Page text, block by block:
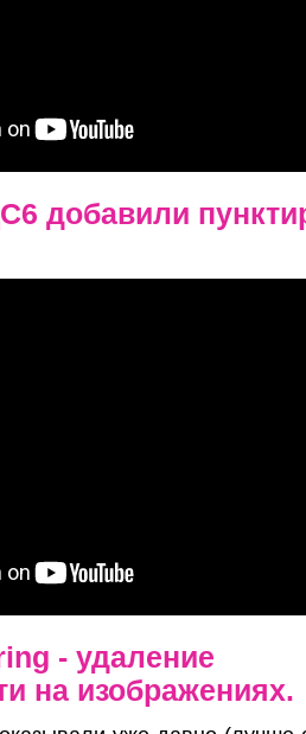
добавили
- удаление
на изображениях.